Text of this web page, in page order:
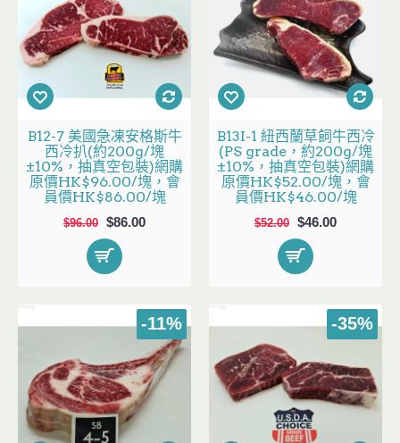
B12-7 美國急凍安格斯牛
西冷扒(約200g/塊
±10%，抽真空包裝)網購
原價HK$96.00/塊，會
員價HK$86.00/塊
$96.00 $86.00
B13I-1 紐西蘭草飼牛西冷
(PS grade，約200g/塊
±10%，抽真空包裝)網購
原價HK$52.00/塊，會
員價HK$46.00/塊
$52.00 $46.00
-11% -35%